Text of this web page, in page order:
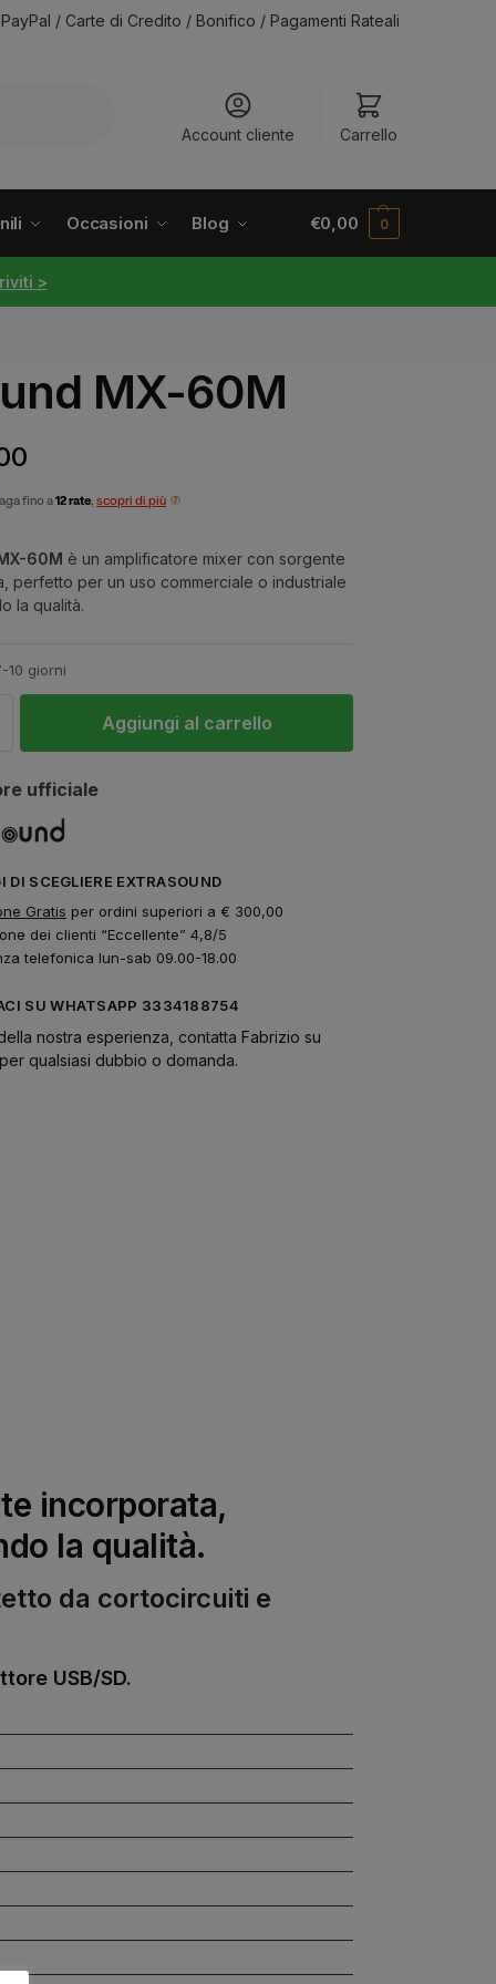
PayPal / Carte di Credito / Bonifico / Pagamenti Rateali
Account cliente Carrello
Occasioni Blog €0,00 0
>
MX-60M
fino a12 rate,scopri di più
60M è un amplificatore mixer con sorgente
perfetto per un uso commerciale o industriale
la qualità.
10 giorni
Aggiungi al carrello
ufficiale
DI SCEGLIERE EXTRASOUND
Gratis per ordini superiori a € 300,00
dei clienti “Eccellente” 4,8/5
telefonica lun-sab 09.00-18.00
SU WHATSAPP 3334188754
nostra esperienza, contatta Fabrizio su
qualsiasi dubbio o domanda.
incorporata,
la qualità.
da cortocircuiti e
USB/SD.